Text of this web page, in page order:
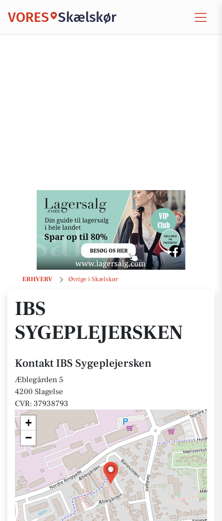
VORES Skælskør
ERHVERV Øvrige i Skælskør
IBS Sygeplejersken
IBS
SYGEPLEJERSKEN
Kontakt IBS Sygeplejersken
Æblegården 5
4200 Slagelse
CVR: 37938793
+
−